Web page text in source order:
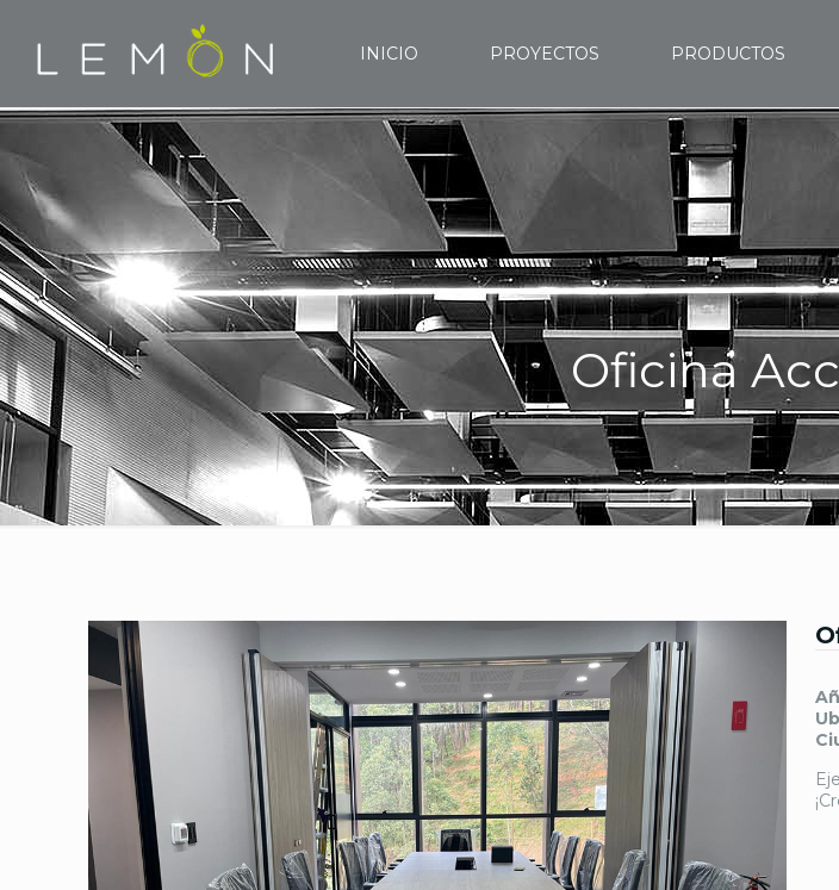
INICIO PROYECTOS PRODUCTOS
Oficina